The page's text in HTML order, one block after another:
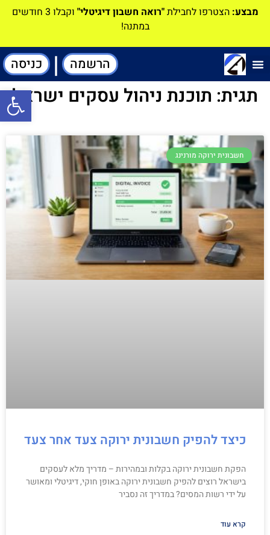
מבצע: הצטרפו לחבילת"רואה חשבון דיגיטלי"
וקבלו 3 חודשים
במתנה!
הרשמה | כניסה
תגית: תוכנת ניהול עסקים ישראל
חשבונית ירוקה מורנינג
כיצד להפיק חשבונית ירוקה צעד אחר צעד
הפקת חשבונית ירוקה בקלות ובמהירות – מדריך מלא לעסקים
בישראל רוצים להפיק חשבונית ירוקה באופן חוקי, דיגיטלי ומאושר
על ידי רשות המסים? במדריך זה נסביר
קרא עוד
פתח